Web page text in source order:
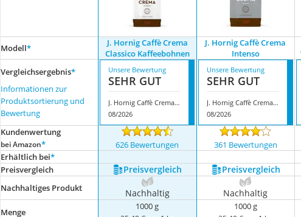
Modell*
J. Hornig Caffè Crema
Classico Kaffeebohnen
J. Hornig Caffè Crema
Intenso
Vergleichsergebnis*
Informationen zur
Produktsortierung und
Bewertung
Unsere Bewertung
SEHR GUT
J. Hornig Caffè Crema Classico Kaffeebohnen
08/2026
Unsere Bewertung
SEHR GUT
J. Hornig Caffè Crema Intenso
08/2026
Kundenwertung
bei Amazon* 626 Bewertungen 361 Bewertungen
Erhältlich bei*
Preis­vergleich
Preis­vergleich Preis­vergleich
Nachhaltiges Produkt Nachhaltig Nachhaltig
Menge
1000 g 1000 g